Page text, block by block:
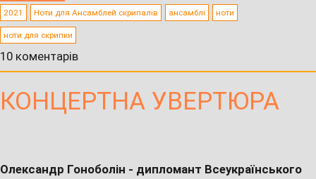
2021 Ноти для Ансамблей скрипалів ансамблі ноти
ноти для скрипки
10 коментарів
КОНЦЕРТНА УВЕРТЮРА
Олександр Гоноболін - дипломант Всеукраїнського